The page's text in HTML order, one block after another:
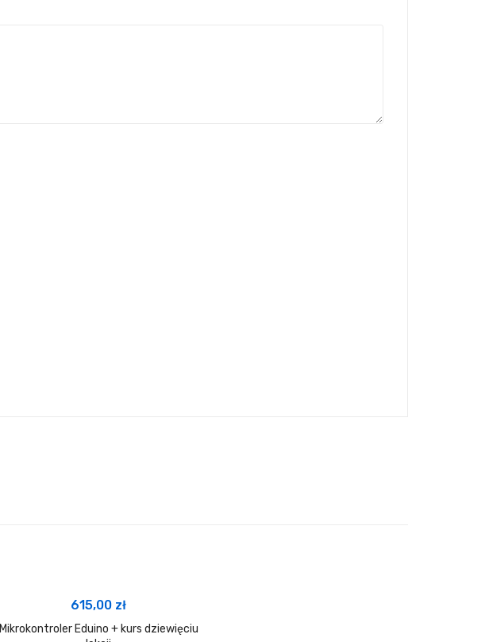
615,00 zł
Mikrokontroler Eduino + kurs dziewięciu